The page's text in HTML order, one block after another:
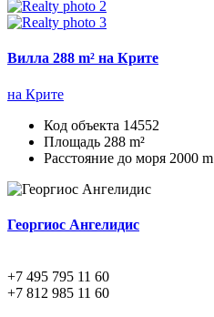
Вилла 288 m² на Крите
на Крите
Код объекта 14552
Площадь 288 m²
Расстояние до моря 2000 m
Георгиос Ангелидис
+7 495 795 11 60
+7 812 985 11 60